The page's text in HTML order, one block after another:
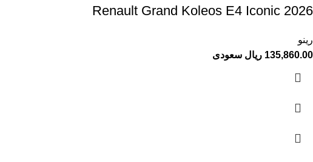
Renault Grand Koleos E4 Iconic 2026
رينو
135,860.00 ريال سعودى